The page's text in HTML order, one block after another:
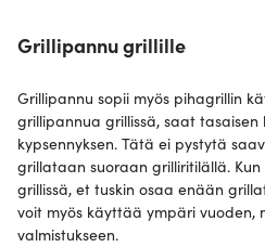
Grillipannu grillille
Grillipannu sopii myös pihagrillin
grillipannua grillissä, saat tasaisen
kypsennyksen. Tätä ei pystytä
grillataan suoraan grilliritilällä.
grillissä, et tuskin osaa enään
voit myös käyttää ympäri vuoden,
valmistukseen.